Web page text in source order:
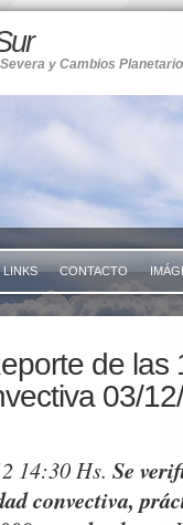
y Cambios
LINKS CONTACTO
de las
03/
14:30 Hs.Se
convectiva,